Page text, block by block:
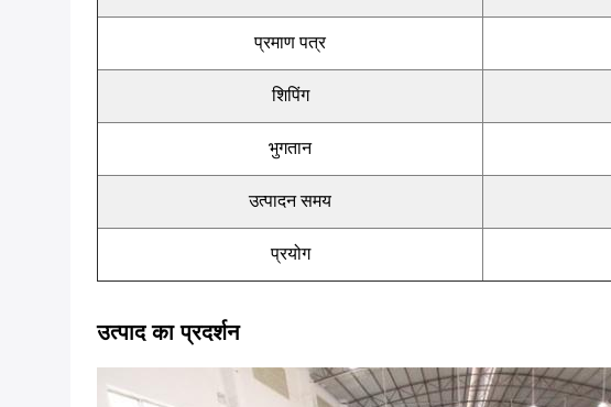
प्रमाण पत्र
शिपिंग
भुगतान
उत्पादन समय
प्रयोग
उत्पाद का प्रदर्शन